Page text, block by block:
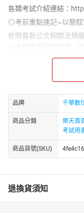
各類考試介紹連結：
◎考前重點速記~以簡馭
依照最新公文相關法規
規處提供QR code即時
◎主題式經典題庫~特
為配合國家考試增加「
「單選題」外並收錄「
實力。
◎近年公文試題演練，
書末收錄了99~108年
民特考、地方特考等各
目。準備此科並不困難
品牌 千華數
商品分類 樂天首
考試用
商品貨號(SKU)
退換貨須知